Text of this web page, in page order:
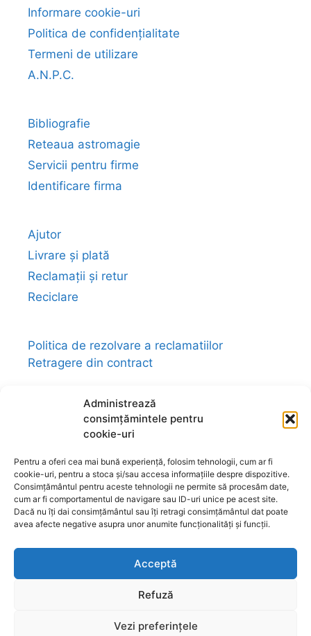
Administrează
consimțămintele pentru
cookie-uri
Pentru a oferi cea mai bună experiență, folosim tehnologii, cum ar fi
cookie-uri, pentru a stoca și/sau accesa informațiile despre dispozitive.
Consimțământul pentru aceste tehnologii ne permite să procesăm date,
cum ar fi comportamentul de navigare sau ID-uri unice pe acest site.
Dacă nu îți dai consimțământul sau îți retragi consimțământul dat poate
avea afecte negative asupra unor anumite funcționalități și funcții.
Acceptă
Refuză
Vezi preferințele
Informare cookie-uri
Politica de confidențialitate
Termeni de utilizare
A.N.P.C.
Bibliografie
Reteaua astromagie
Servicii pentru firme
Identificare firma
Ajutor
Livrare și plată
Reclamații și retur
Reciclare
Politica de rezolvare a reclamatiilor
Retragere din contract
Link-uri utile:magazin-fengshui.ro
bijuteriilor.com-talismane-amulete.com-
ezo-shop.com-universultarotului.com-
universul-aromelor.ro- www.fengshui-
market.ro-www.astrotarot.ro -
www.astromagie.com
www.fengshuiromanesc.ro
Cheia Genelor Brasov-Profilul hologenetic